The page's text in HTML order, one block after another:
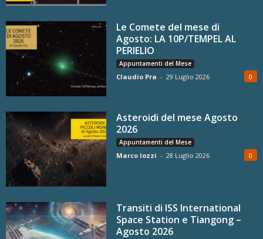
Le Comete del mese di
Agosto: LA 10P/TEMPEL AL
PERIELIO
Appuntamenti del Mese
Claudio Pra - 29 Luglio 2026 0
Asteroidi del mese Agosto
2026
Appuntamenti del Mese
Marco Iozzi - 28 Luglio 2026 0
Transiti di ISS International
Space Station e Tiangong –
Agosto 2026